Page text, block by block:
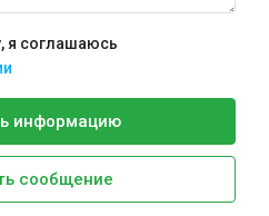
я соглашаюсь
информацию
сообщение